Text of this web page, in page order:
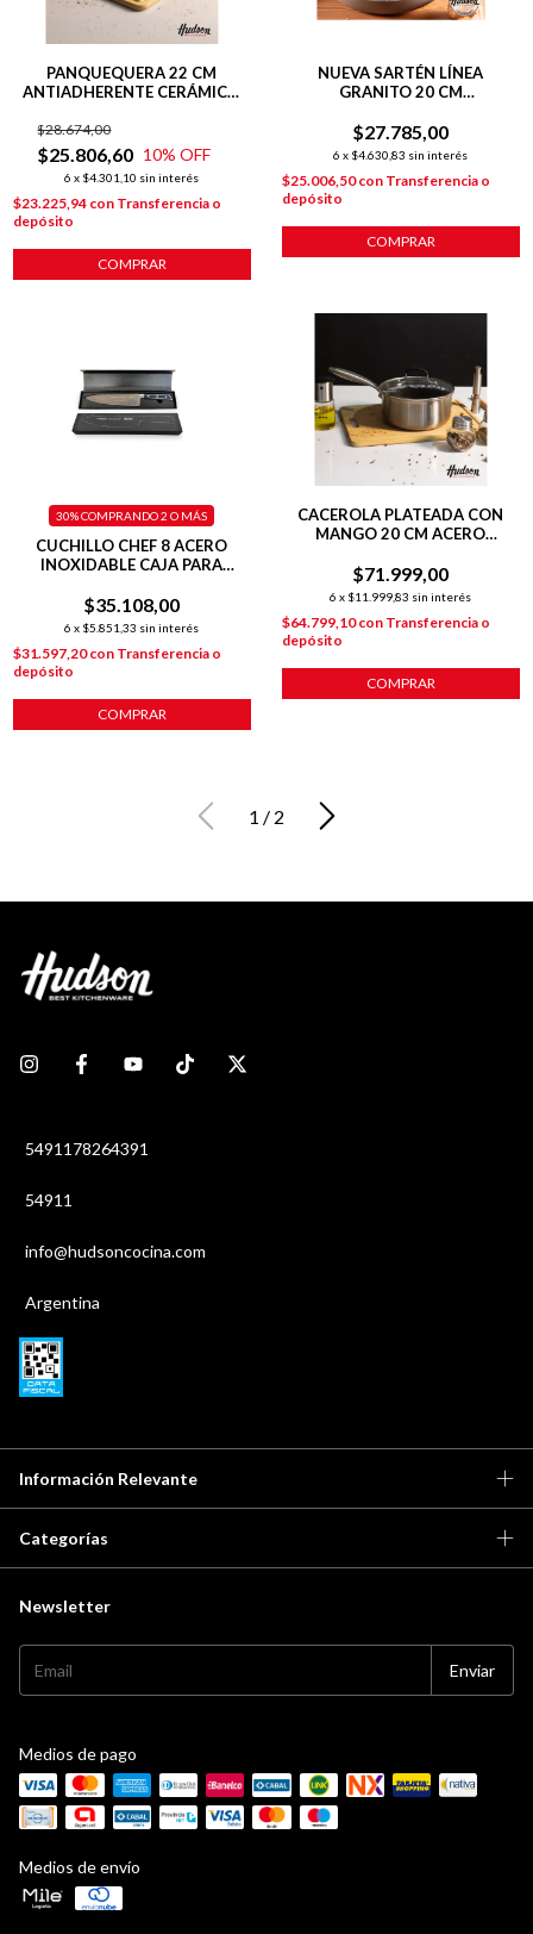
PANQUEQUERA 22 CM
ANTIADHERENTE CERÁMICO
$25.806,60
$28.674,00
10% OFF
6 x $4.301,10 sin interés
$23.225,94 con Transferencia o
depósito
COMPRAR
NUEVA SARTÉN LÍNEA
GRANITO 20 CM
$27.785,00
6 x $4.630,83 sin interés
$25.006,50con Transferencia o
depósito
COMPRAR
CUCHILLO CHEF 8 ACERO
INOXIDABLE CAJA PARA
$35.108,00
6 x $5.851,33 sin interés
30%COMPRANDO 2 O MÁS
$31.597,20con Transferencia o
depósito
COMPRAR
CACEROLA PLATEADA CON
MANGO 20 CM ACERO
ANTIADHERENTE
$71.999,00
6 x $11.999,83 sin interés
$64.799,10con Transferencia o
depósito
COMPRAR
1 / 2
5491178264391
54911
info@hudsoncocina.com
Argentina
Información Relevante
Categorías
Newsletter
Medios de pago
Medios de envío